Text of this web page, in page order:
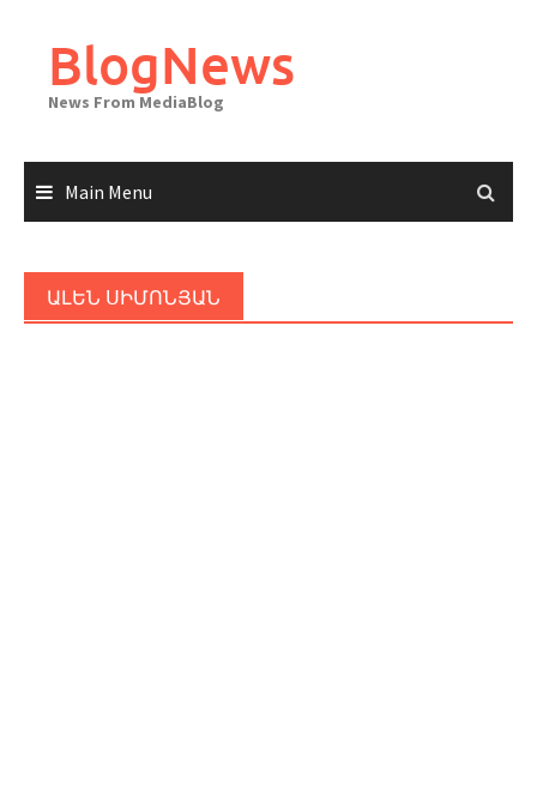
contentBlogNews
News From MediaBlog
Main Menu
ԱԼԵՆ ՍԻՄՈՆՅԱՆ